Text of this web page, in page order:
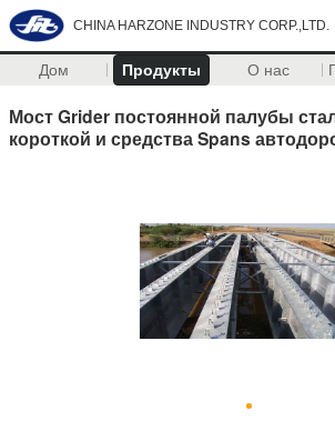
CHINA HARZONE INDUSTRY CORP.,LTD.
Дом Продукты О нас
Мост Grider постоянной палубы
короткой и средства Spans